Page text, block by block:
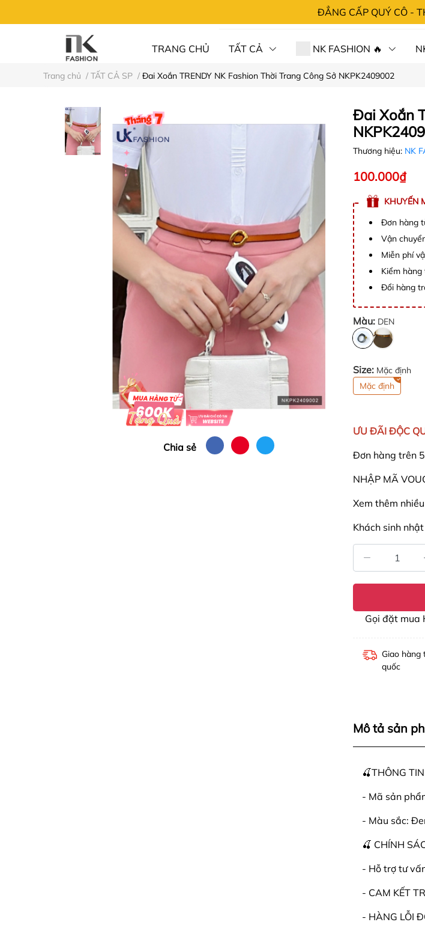
ĐẲNG CẤP QUÝ CÔ -
TRANG CHỦ TẤT CẢ NK FASHION 🔥
Trang chủ / TẤT CẢ SP / Đai Xoắn TRENDY NK Fashion Thời Trang Công Sở NKPK2409002
Chia sẻ
Đai Xoắn
Thương hiệu: NK
100.000₫
KHUYẾN
Đơn hàng
Vận
Miễn phí
Kiểm
Đổi hàng
Màu: DEN
Size: Mặc định
Mặc định
ƯU ĐÃI ĐỘC
Đơn hàng trên
NHẬP MÃ
Xem thêm
Khách sinh
Gọi đặt mua
Giao hàng
quốc
Mô tả sản
🍒THÔNG
- Mã sản
- Màu sắc:
🍒 CHÍNH
- Hỗ trợ tư
- CAM KẾT
- HÀNG LỖI